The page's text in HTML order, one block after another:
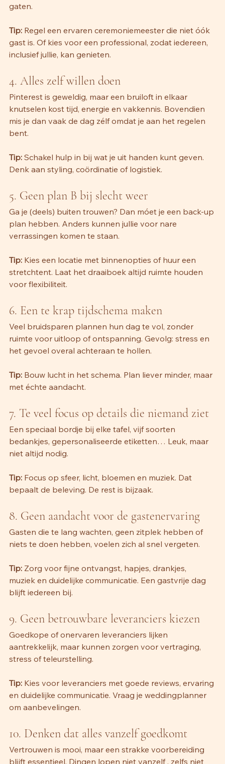
gaten.
Tip: Regel een ervaren ceremoniemeester die niet óók
gast is. Of kies voor een professional, zodat iedereen,
inclusief jullie, kan genieten.
4. Alles zelf willen doen
Pinterest is geweldig, maar een bruiloft in elkaar
knutselen kost tijd, energie en vakkennis. Bovendien
mis je dan vaak de dag zélf omdat je aan het regelen
bent.
Tip: Schakel hulp in bij wat je uit handen kunt geven.
Denk aan styling, coördinatie of logistiek.
5. Geen plan B bij slecht weer
Ga je (deels) buiten trouwen? Dan móet je een back-up
plan hebben. Anders kunnen jullie voor nare
verrassingen komen te staan.
Tip: Kies een locatie met binnenopties of huur een
stretchtent. Laat het draaiboek altijd ruimte houden
voor flexibiliteit.
6. Een te krap tijdschema maken
Veel bruidsparen plannen hun dag te vol, zonder
ruimte voor uitloop of ontspanning. Gevolg: stress en
het gevoel overal achteraan te hollen.
Tip: Bouw lucht in het schema. Plan liever minder, maar
met échte aandacht.
7. Te veel focus op details die niemand ziet
Een speciaal bordje bij elke tafel, vijf soorten
bedankjes, gepersonaliseerde etiketten… Leuk, maar
niet altijd nodig.
Tip: Focus op sfeer, licht, bloemen en muziek. Dat
bepaalt de beleving. De rest is bijzaak.
8. Geen aandacht voor de gastenervaring
Gasten die te lang wachten, geen zitplek hebben of
niets te doen hebben, voelen zich al snel vergeten.
Tip: Zorg voor fijne ontvangst, hapjes, drankjes,
muziek en duidelijke communicatie. Een gastvrije dag
blijft iedereen bij.
9. Geen betrouwbare leveranciers kiezen
Goedkope of onervaren leveranciers lijken
aantrekkelijk, maar kunnen zorgen voor vertraging,
stress of teleurstelling.
Tip: Kies voor leveranciers met goede reviews, ervaring
en duidelijke communicatie. Vraag je weddingplanner
om aanbevelingen.
10. Denken dat alles vanzelf goedkomt
Vertrouwen is mooi, maar een strakke voorbereiding
blijft essentieel. Dingen lopen niet vanzelf , zelfs niet